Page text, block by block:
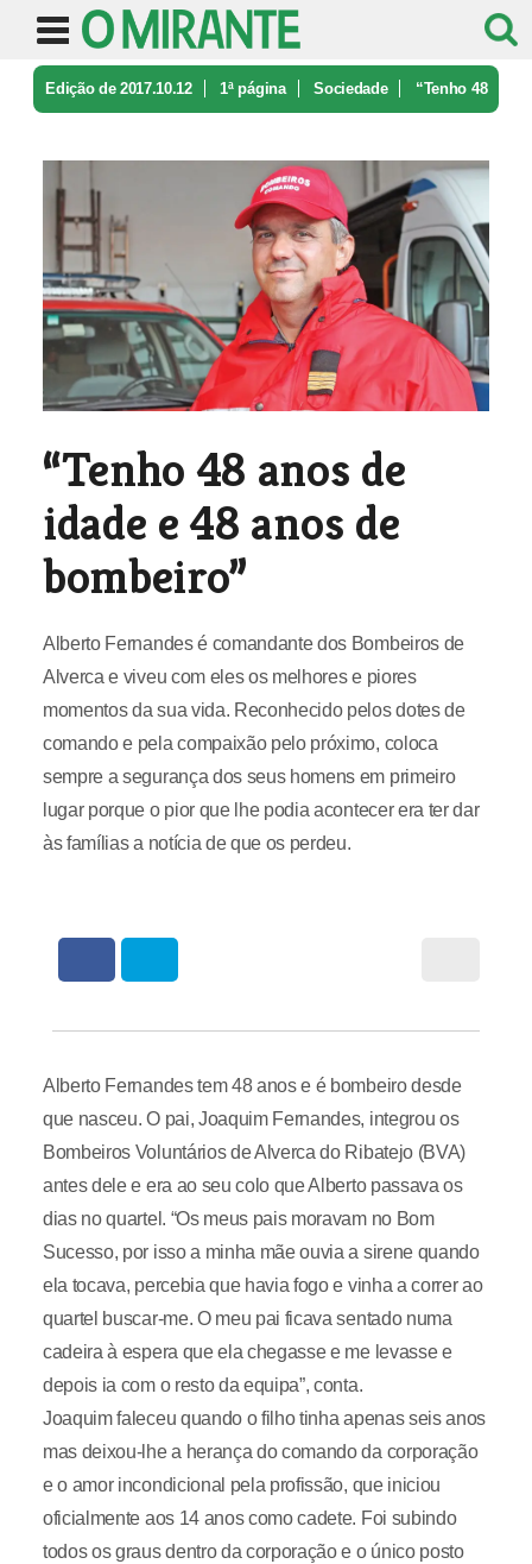
Edição de 2017.10.12 1ª página Sociedade “Tenho 48
“Tenho 48 anos de
idade e 48 anos de
bombeiro”
Alberto Fernandes é comandante dos Bombeiros de
Alverca e viveu com eles os melhores e piores
momentos da sua vida. Reconhecido pelos dotes de
comando e pela compaixão pelo próximo, coloca
sempre a segurança dos seus homens em primeiro
lugar porque o pior que lhe podia acontecer era ter dar
às famílias a notícia de que os perdeu.
Alberto Fernandes tem 48 anos e é bombeiro desde
que nasceu. O pai, Joaquim Fernandes, integrou os
Bombeiros Voluntários de Alverca do Ribatejo (BVA)
antes dele e era ao seu colo que Alberto passava os
dias no quartel. “Os meus pais moravam no Bom
Sucesso, por isso a minha mãe ouvia a sirene quando
ela tocava, percebia que havia fogo e vinha a correr ao
quartel buscar-me. O meu pai ficava sentado numa
cadeira à espera que ela chegasse e me levasse e
depois ia com o resto da equipa”, conta.
Joaquim faleceu quando o filho tinha apenas seis anos
mas deixou-lhe a herança do comando da corporação
e o amor incondicional pela profissão, que iniciou
oficialmente aos 14 anos como cadete. Foi subindo
todos os graus dentro da corporação e o único posto